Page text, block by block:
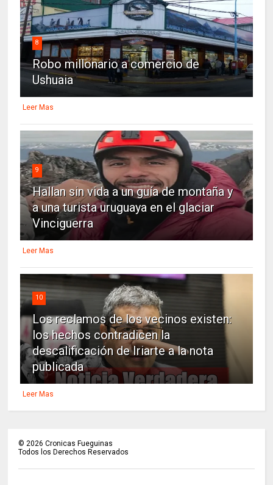
8
Robo millonario a comercio de
Ushuaia
Leer Mas
9
Hallan sin vida a un guía de montaña y
a una turista uruguaya en el glaciar
Vinciguerra
Leer Mas
10
Los reclamos de los vecinos existen:
los hechos contradicen la
descalificación de Iriarte a la nota
publicada
Leer Mas
© 2026 Cronicas Fueguinas
Todos los Derechos Reservados